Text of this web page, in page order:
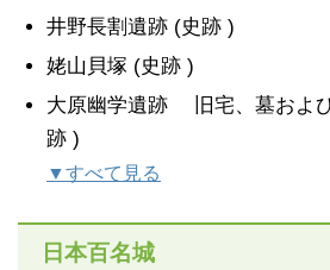
井野長割遺跡 (史跡 )
姥山貝塚 (史跡 )
大原幽学遺跡 旧宅、墓およ
跡 )
▼すべて見る
日本百名城